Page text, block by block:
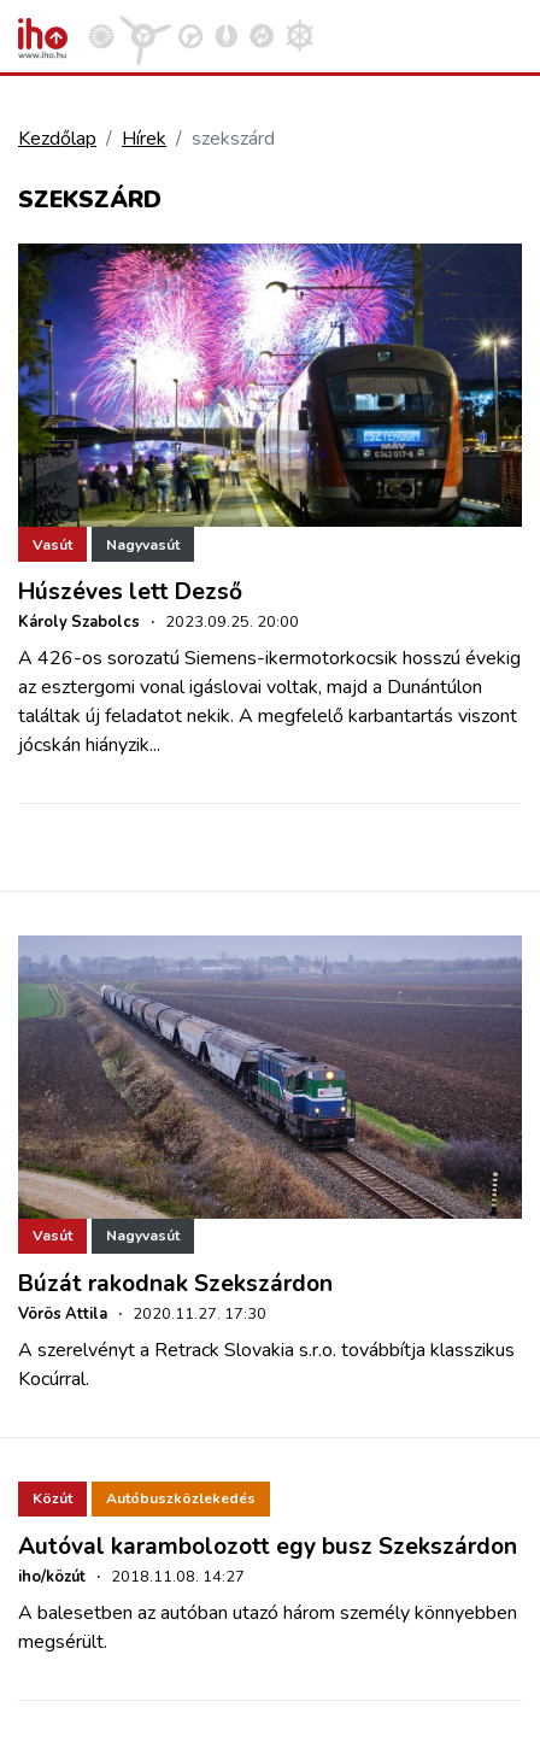
KÖZÚT
REPÜLÉS
KÖZLEKEDÉSFEJLESZTÉS
ELLÁTÁSI LÁNC
ZÖLDÚT
HAJÓZÁS
BLOG
ARCHÍVUM
REGISZTRÁCIÓ
Kezdőlap Hírek szekszárd
SZEKSZÁRD
Vasút Nagyvasút
Húszéves lett Dezső
Károly Szabolcs · 2023.09.25. 20:00
A 426-os sorozatú Siemens-ikermotorkocsik hosszú évekig
az esztergomi vonal igáslovai voltak, majd a Dunántúlon
találtak új feladatot nekik. A megfelelő karbantartás viszont
jócskán hiányzik...
Vasút Nagyvasút
Búzát rakodnak Szekszárdon
Vörös Attila · 2020.11.27. 17:30
A szerelvényt a Retrack Slovakia s.r.o. továbbítja klasszikus
Kocúrral.
Közút Autóbuszközlekedés
Autóval karambolozott egy busz Szekszárdon
iho/közút · 2018.11.08. 14:27
A balesetben az autóban utazó három személy könnyebben
megsérült.